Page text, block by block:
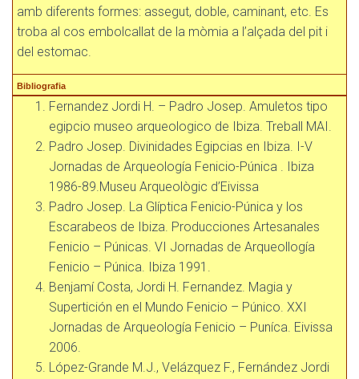
amb diferents formes: assegut, doble, caminant, etc. Es
troba al cos embolcallat de la mòmia a l’alçada del pit i
del estomac.
Bibliografia
Fernandez Jordi H. – Padro Josep. Amuletos tipo
egipcio museo arqueologico de Ibiza. Treball MAI.
Padro Josep. Divinidades Egipcias en Ibiza. I-V
Jornadas de Arqueología Fenicio-Púnica . Ibiza
1986-89.Museu Arqueològic d’Eivissa
Padro Josep. La Glíptica Fenicio-Púnica y los
Escarabeos de Ibiza. Producciones Artesanales
Fenicio – Púnicas. VI Jornadas de Arqueollogía
Fenicio – Púnica. Ibiza 1991.
Benjamí Costa, Jordi H. Fernandez. Magia y
Supertición en el Mundo Fenicio – Púnico. XXI
Jornadas de Arqueología Fenicio – Puníca. Eivissa
2006.
López-Grande M.J., Velázquez F., Fernández Jordi